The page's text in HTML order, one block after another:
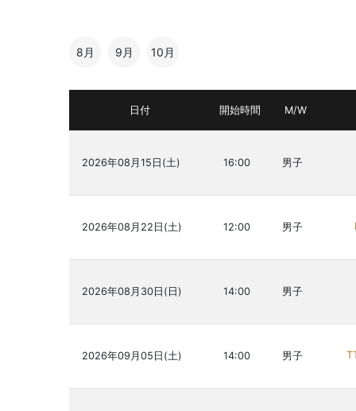
8月 9月 10月
日付 開始時間 M/W
2026年08月15日(土) 16:00 男子
2026年08月22日(土) 12:00 男子
2026年08月30日(日) 14:00 男子
2026年09月05日(土) 14:00 男子